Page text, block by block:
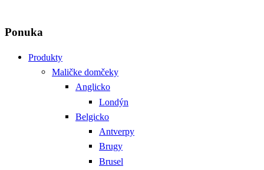
Ponuka
Produkty
Maličke domčeky
Anglicko
Londýn
Belgicko
Antverpy
Brugy
Brusel